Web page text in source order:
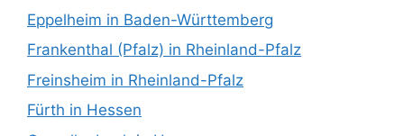
Eppelheim in Baden-Württemberg
Frankenthal (Pfalz) in Rheinland-Pfalz
Freinsheim in Rheinland-Pfalz
Fürth in Hessen